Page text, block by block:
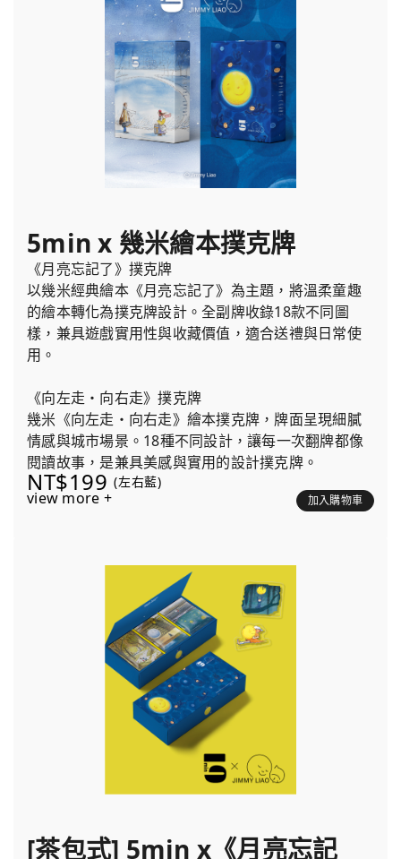
5min x 幾米繪本撲克牌
《月亮忘記了》撲克牌
以幾米經典繪本《月亮忘記了》為主題，將溫柔童趣
的繪本轉化為撲克牌設計。全副牌收錄18款不同圖
樣，兼具遊戲實用性與收藏價值，適合送禮與日常使
用。
《向左走・向右走》撲克牌
幾米《向左走・向右走》繪本撲克牌，牌面呈現細膩
情感與城市場景。18種不同設計，讓每一次翻牌都像
閱讀故事，是兼具美感與實用的設計撲克牌。
NT$199 (左右藍)
view more + 加入購物車
[茶包式] 5min x《月亮忘記